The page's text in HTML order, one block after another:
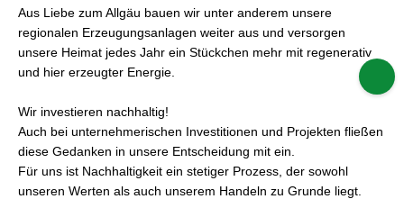
Aus Liebe zum Allgäu bauen wir unter anderem unsere
regionalen Erzeugungsanlagen weiter aus und versorgen
unsere Heimat jedes Jahr ein Stückchen mehr mit regenerativ
und hier erzeugter Energie.
Wir investieren nachhaltig!
Auch bei unternehmerischen Investitionen und Projekten fließen
diese Gedanken in unsere Entscheidung mit ein.
Für uns ist Nachhaltigkeit ein stetiger Prozess, der sowohl
unseren Werten als auch unserem Handeln zu Grunde liegt.